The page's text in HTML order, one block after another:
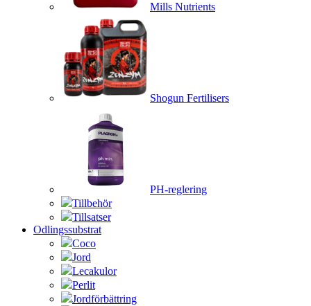
Mills Nutrients
Shogun Fertilisers
PH-reglering
Tillbehör
Tillsatser
Odlingssubstrat
Coco
Jord
Lecakulor
Perlit
Jordförbättring